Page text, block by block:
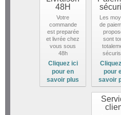
48H
Votre
commande
est preparée
et livrée chez
vous sous
48h
Cliquez ici
pour en
savoir plus
Les
de
sont
pour
savoir